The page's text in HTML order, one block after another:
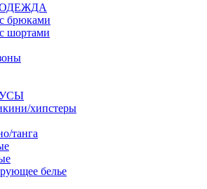
брюками
шортами
хипстеры
танга
белье